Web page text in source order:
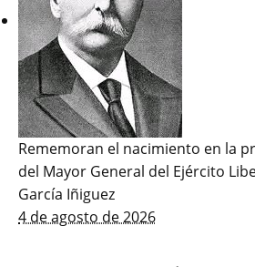
Rememoran el nacimiento en la
del Mayor General del Ejército
García Iñiguez
4 de agosto de 2026